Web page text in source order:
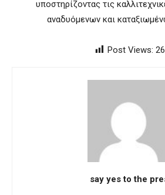
υποστηρίζοντας τις
αναδυόμενων και
Post Views:
say yes to the